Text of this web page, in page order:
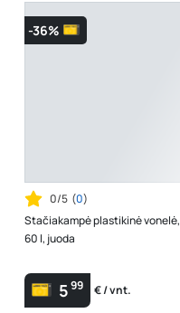
-36%
0/5 (0)
Stačiakampė plastikinė vonelė,
60 l, juoda
599 € / vnt.